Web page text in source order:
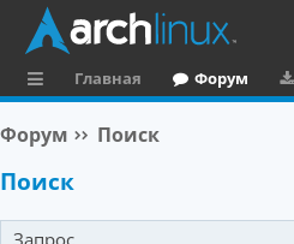
ы
л
к
Главная Форум
Форум Поиск
Поиск
Запрос